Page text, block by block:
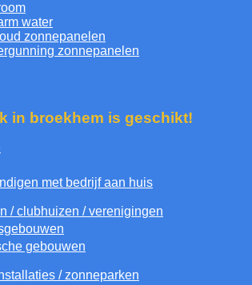
water
zonnepanelen
zonnepanelen
in broekhem is geschikt!
met bedrijf aan huis
/ clubhuizen / verenigingen
gebouwen
/ zonneparken